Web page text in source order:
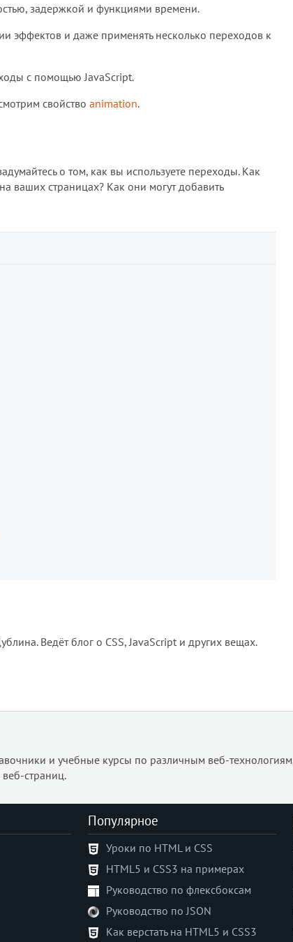
задержкой и функциями времени.
эффектов и даже применять несколько переходов к
с помощью JavaScript.
свойство animation.
о том, как вы используете переходы. Как
ваших страницах? Как они могут добавить
Ведёт блог о CSS, JavaScript и других вещах.
и учебные курсы по различным веб-
веб-страниц.
Популярное
Уроки по HTML и CSS
HTML5 и CSS3 на примерах
Руководство по флексбоксам
Руководство по JSON
Как верстать на HTML5 и CSS3